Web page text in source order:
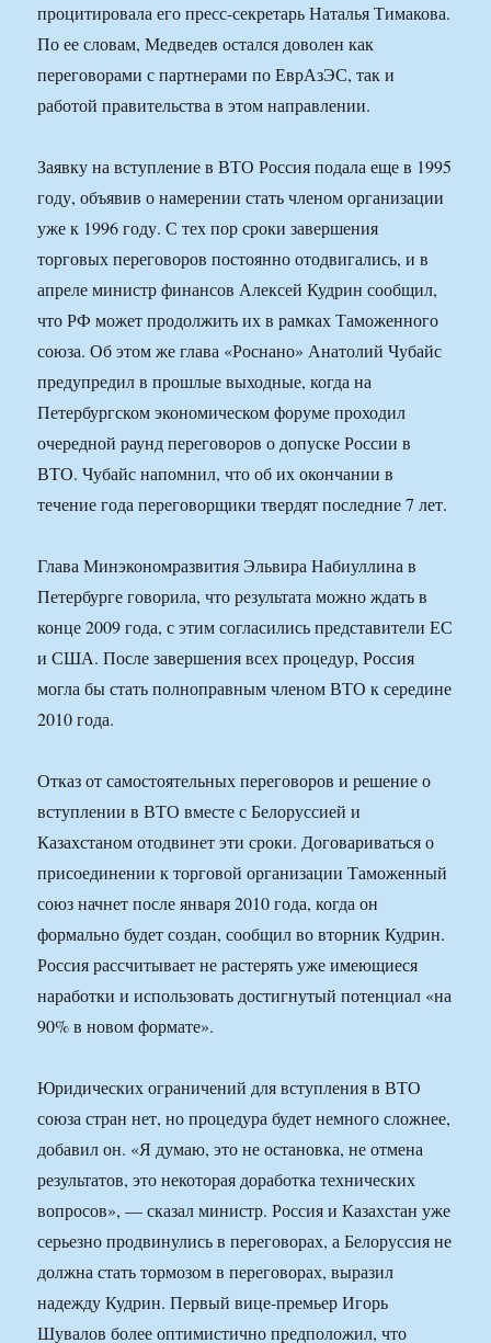
процитировала его пресс-секретарь Наталья Тимакова.
По ее словам, Медведев остался доволен как
переговорами с партнерами по ЕврАзЭС, так и
работой правительства в этом направлении.
Заявку на вступление в ВТО Россия подала еще в 1995
году, объявив о намерении стать членом организации
уже к 1996 году. С тех пор сроки завершения
торговых переговоров постоянно отодвигались, и в
апреле министр финансов Алексей Кудрин сообщил,
что РФ может продолжить их в рамках Таможенного
союза. Об этом же глава «Роснано» Анатолий Чубайс
предупредил в прошлые выходные, когда на
Петербургском экономическом форуме проходил
очередной раунд переговоров о допуске России в
ВТО. Чубайс напомнил, что об их окончании в
течение года переговорщики твердят последние 7 лет.
Глава Минэкономразвития Эльвира Набиуллина в
Петербурге говорила, что результата можно ждать в
конце 2009 года, с этим согласились представители ЕС
и США. После завершения всех процедур, Россия
могла бы стать полноправным членом ВТО к середине
2010 года.
Отказ от самостоятельных переговоров и решение о
вступлении в ВТО вместе с Белоруссией и
Казахстаном отодвинет эти сроки. Договариваться о
присоединении к торговой организации Таможенный
союз начнет после января 2010 года, когда он
формально будет создан, сообщил во вторник Кудрин.
Россия рассчитывает не растерять уже имеющиеся
наработки и использовать достигнутый потенциал «на
90% в новом формате».
Юридических ограничений для вступления в ВТО
союза стран нет, но процедура будет немного сложнее,
добавил он. «Я думаю, это не остановка, не отмена
результатов, это некоторая доработка технических
вопросов», — сказал министр. Россия и Казахстан уже
серьезно продвинулись в переговорах, а Белоруссия не
должна стать тормозом в переговорах, выразил
надежду Кудрин. Первый вице-премьер Игорь
Шувалов более оптимистично предположил, что